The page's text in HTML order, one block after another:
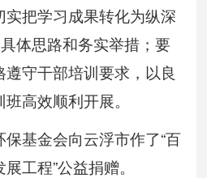
把学习成果转化为纵深
体思路和务实举措；要
守干部培训要求，以良
高效顺利开展。
基金会向云浮市作了“百
工程”公益捐赠。